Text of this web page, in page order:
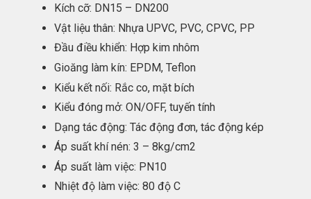
Kích cỡ: DN15 – DN200
Vật liệu thân: Nhựa UPVC, PVC, CPVC, PP
Đầu điều khiển: Hợp kim nhôm
Gioăng làm kín: EPDM, Teflon
Kiểu kết nối: Rắc co, mặt bích
Kiểu đóng mở: ON/OFF, tuyến tính
Dạng tác động: Tác động đơn, tác động kép
Áp suất khí nén: 3 – 8kg/cm2
Áp suất làm việc: PN10
Nhiệt độ làm việc: 80 độ C